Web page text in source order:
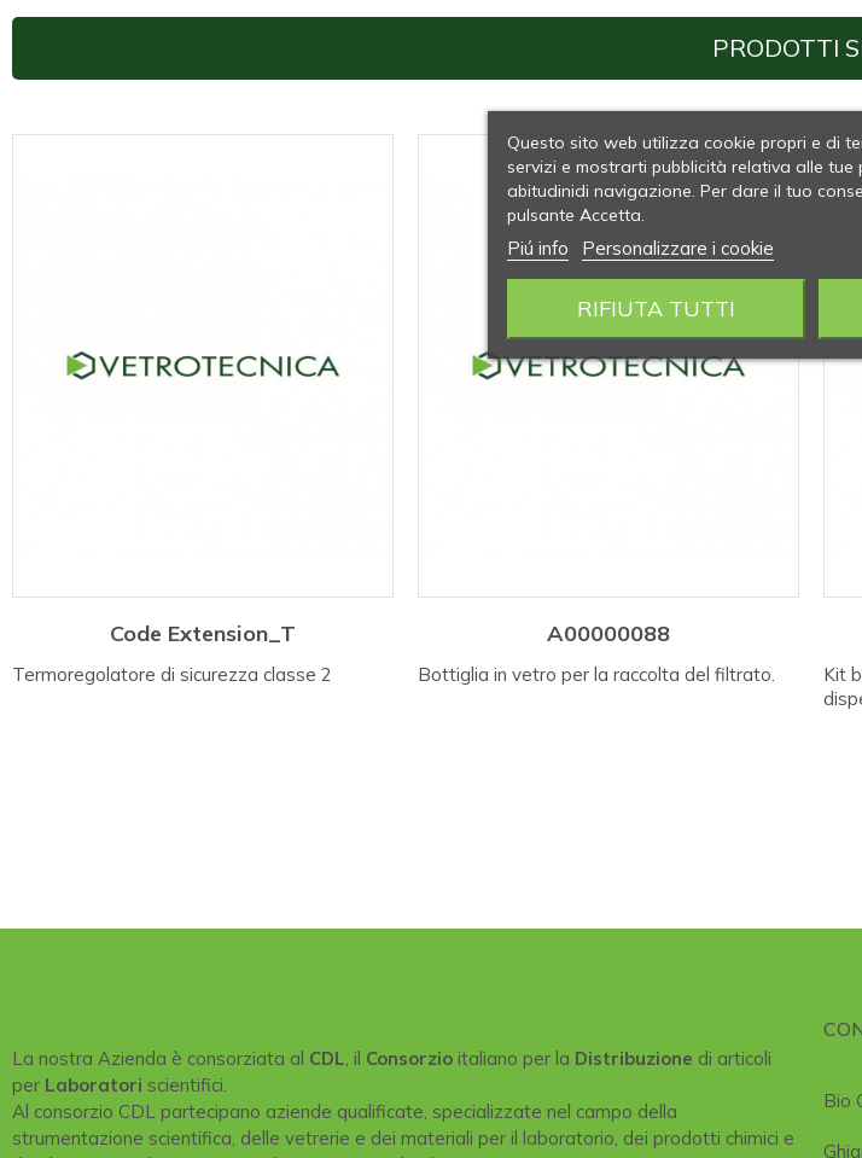
PRODOTTI
Code Extension_T
Termoregolatore di sicurezza classe 2
A00000088
Bottiglia in vetro per la raccolta del filtrato.
Kit
La nostra Azienda è consorziata al CDL, il Consorzio italiano per la Distribuzione di articoli
per Laboratori scientifici.
Al consorzio CDL partecipano aziende qualificate, specializzate nel campo della
strumentazione scientifica, delle vetrerie e dei materiali per il laboratorio, dei prodotti chimici e
Bio
Questo sito web utilizza cookie propri e di
servizi e mostrarti pubblicità relativa alle
abitudinidi navigazione. Per dare il tuo
pulsante Accetta.
Piú info Personalizzare i cookie
RIFIUTA TUTTI